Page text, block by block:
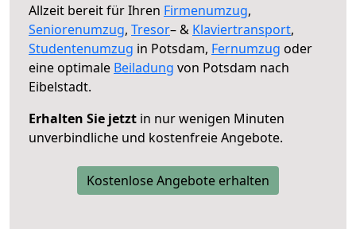
Allzeit bereit für Ihren Firmenumzug,
Seniorenumzug, Tresor– & Klaviertransport,
Studentenumzug in Potsdam, Fernumzug oder
eine optimale Beiladung von Potsdam nach
Eibelstadt.
Erhalten Sie jetzt in nur wenigen Minuten
unverbindliche und kostenfreie Angebote.
Kostenlose Angebote erhalten